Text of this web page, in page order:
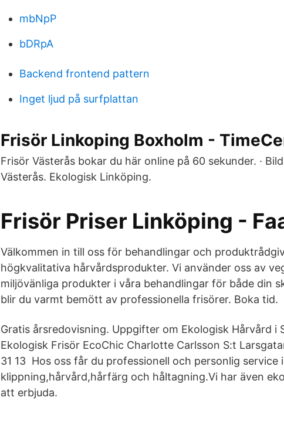
mbNpP
bDRpA
Backend frontend pattern
Inget ljud på surfplattan
Frisör Linkoping Boxholm -
Frisör Västerås bokar du här online på 60 sekunder. ·
Västerås. Ekologisk Linköping.
Frisör Priser Linköping -
Välkommen in till oss för behandlingar och
högkvalitativa hårvårdsprodukter. Vi använder oss av
miljövänliga produkter i våra behandlingar för både din
blir du varmt bemött av professionella frisörer. Boka tid.
Gratis årsredovisning. Uppgifter om Ekologisk Hårvård i
Ekologisk Frisör EcoChic Charlotte Carlsson S:t
31 13 Hos oss får du professionell och personlig service
klippning,hårvård,hårfärg och håltagning.Vi har även
att erbjuda.